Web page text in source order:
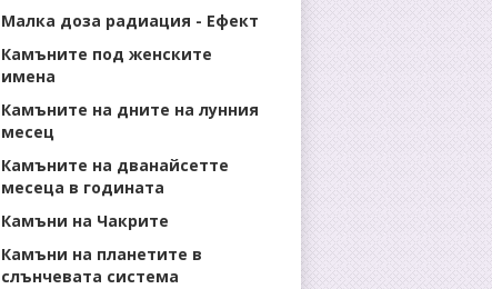
Малка доза радиация - Ефект
Камъните под женските
имена
Камъните на дните на лунния
месец
Камъните на дванайсетте
месеца в годината
Камъни на Чакрите
Камъни на планетите в
слънчевата система